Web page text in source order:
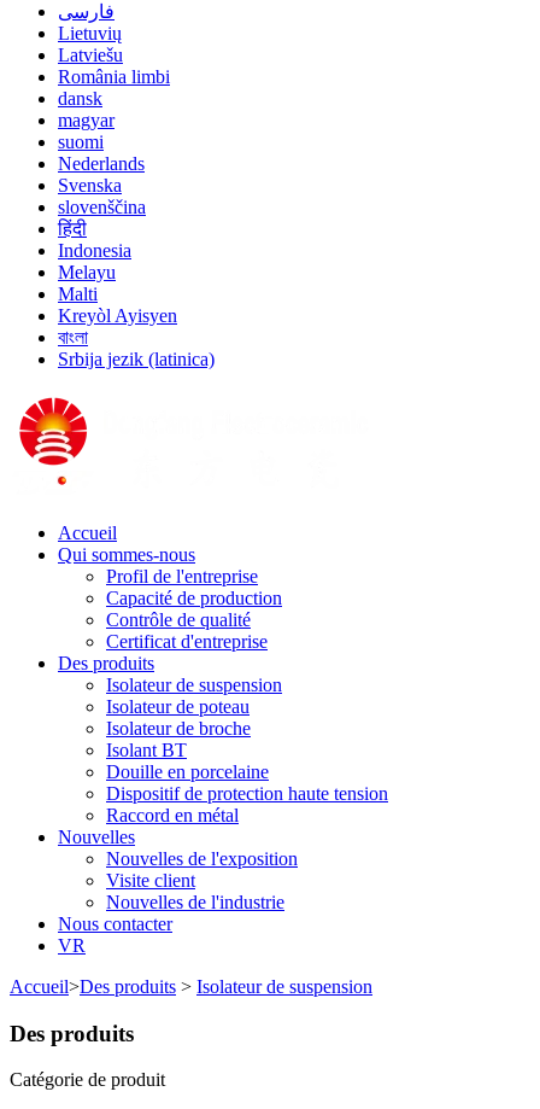
فارسی
Lietuvių
Latviešu
România limbi
dansk
magyar
suomi
Nederlands
Svenska
slovenščina
हिंदी
Indonesia
Melayu
Malti
Kreyòl Ayisyen
বাংলা
Srbija jezik (latinica)
Accueil
Qui sommes-nous
Profil de l'entreprise
Capacité de production
Contrôle de qualité
Certificat d'entreprise
Des produits
Isolateur de suspension
Isolateur de poteau
Isolateur de broche
Isolant BT
Douille en porcelaine
Dispositif de protection haute tension
Raccord en métal
Nouvelles
Nouvelles de l'exposition
Visite client
Nouvelles de l'industrie
Nous contacter
VR
Accueil>Des produits > Isolateur de suspension
Des produits
Catégorie de produit